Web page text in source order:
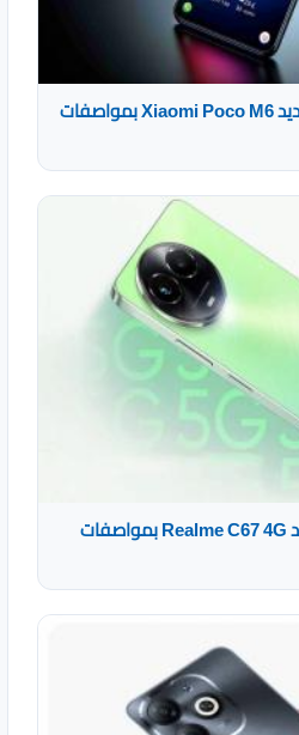
شاومي تطلق هاتفها الجديد Xiaomi Poco M6 بمواصفات
ريلمي تطلق هاتفها الجديد Realme C67 4G بمواصفات